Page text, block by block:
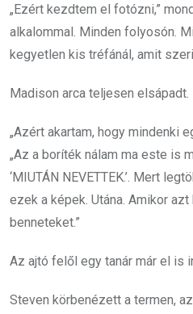
„Ezért kezdtem el fotózni,”
alkalommal. Minden folyosón.
kegyetlen kis tréfánál, amit
Madison arca teljesen elsápadt.
„Azért akartam, hogy mindenki
„Az a boríték nálam ma este is
‘MIUTÁN NEVETTEK.’. Mert
ezek a képek. Utána. Amikor
benneteket.”
Az ajtó felől egy tanár már el is
Steven körbenézett a termen,